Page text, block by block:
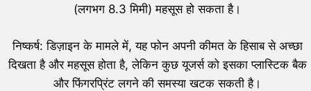
(लगभग 8.3 मिमी) महसूस हो सकता है।
निष्कर्ष: डिज़ाइन के मामले में, यह फोन अपनी कीमत के हिसाब से अच्छा
दिखता है और महसूस होता है, लेकिन कुछ यूजर्स को इसका प्लास्टिक बैक
और फिंगरप्रिंट लगने की समस्या खटक सकती है।